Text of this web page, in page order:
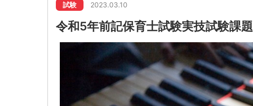
試験 2023.03.10
令和5年前記保育士試験実技試験課題